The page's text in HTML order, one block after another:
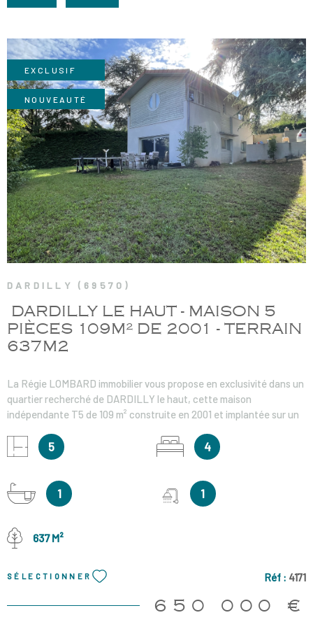
NOS
CONTACT
DARDILLY (69570)
DARDILLY LE HAUT - MAISON 5
PIÈCES 109M² DE 2001 - TERRAIN
637M2
La Régie LOMBARD immobilier vous propose en exclusivité dans un
quartier recherché de DARDILLY le haut, cette maison
indépendante T5 de 109 m² construite en 2001 et implantée sur un
à-vis. Elle est composée au rez-de-chaussée, d'une entrée
desservant une chambre avec salle de douches et placard, une
cuisine aménagée et partiellement équipée s'ouvre sur la terrasse
et le jardin. A l'étage vous trouverez un espace lecture avec des
WC séparé. La cour intérieure quant à elle peut accueillir aisément
3 véhicules. Chauffage au sol dans la pièce de vie, radiateur
électrique et eau chaude individuel électrique DPE : D Bus 3 et
ramassages scolaires JD à 200m et commerces du Barriot à 500 m
Honoraires charge vendeur Les informations sur les risques
auxquels ce bien est exposé sont disponibles sur le site Géorisques
5 4
1 1
637 M²
SÉLECTIONNER Réf : 4171
650 000 €
EXCLUSIF
NOUVEAUTÉ
VOIR LE BIEN
RÉFÉRENCE